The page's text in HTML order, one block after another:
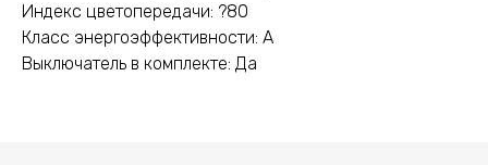
Индекс цветопередачи: ?80
Класс энергоэффективности: A
Выключатель в комплекте: Да